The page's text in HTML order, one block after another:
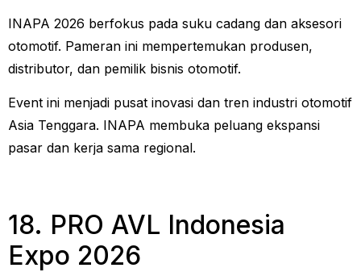
INAPA 2026 berfokus pada suku cadang dan aksesori
otomotif. Pameran ini mempertemukan produsen,
distributor, dan pemilik bisnis otomotif.
Event ini menjadi pusat inovasi dan tren industri otomotif
Asia Tenggara. INAPA membuka peluang ekspansi
pasar dan kerja sama regional.
18. PRO AVL Indonesia
Expo 2026